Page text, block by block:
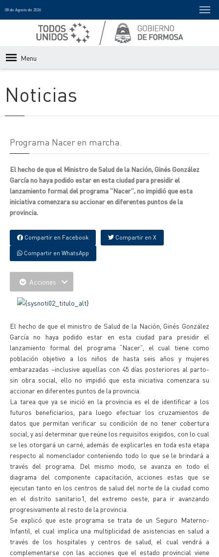
08 de Agosto de 2026
Menu
Noticias
Programa Nacer en marcha.
El hecho de que el Ministro de Salud de la Nación, Ginés González
García no haya podido estar en esta ciudad para presidir el
lanzamiento formal del programa “Nacer”, no impidió que esta
iniciativa comenzara su accionar en diferentes puntos de la
provincia.
Compartir en Facebook Compartir en X
Compartir en WhatsApp
Acciones
El hecho de que el ministro de Salud de la Nación, Ginés González
García no haya podido estar en esta ciudad para presidir el
lanzamiento formal del programa “Nacer”, el cual tiene como
población objetivo a los niños de hasta seis años y mujeres
embarazadas –inclusive aquellas con 45 días posteriores al parto-
sin obra social, ello no impidió que esta iniciativa comenzara su
accionar en diferentes puntos de la provincia.
La tarea que ya se inició en la provincia es el de identificar a los
futuros beneficiarios, para luego efectuar los cruzamientos de
datos que permitan verificar su condición de no tener cobertura
social, y así determinar que reúne los requisitos exigidos, con lo cual
se les otorgará un carné, además de explicarles en toda esta etapa
respecto al nomenclador conteniendo todo lo que se le brindará a
través del programa. Del mismo modo, se avanza en todo el
diagrama del componente capacitación, acciones estas que se
ejecutan tanto en los centros de salud del norte de la ciudad como
en el distrito sanitario1, del extremo oeste, para ir avanzando
progresivamente al resto de la provincia.
Se explicó que este programa se trata de un Seguro Materno-
Infantil, el cual implica una multiplicidad de asistencias en salud a
través de los hospitales y centros de salud, el cual vendrá a
complementarse con las acciones que el estado provincial viene